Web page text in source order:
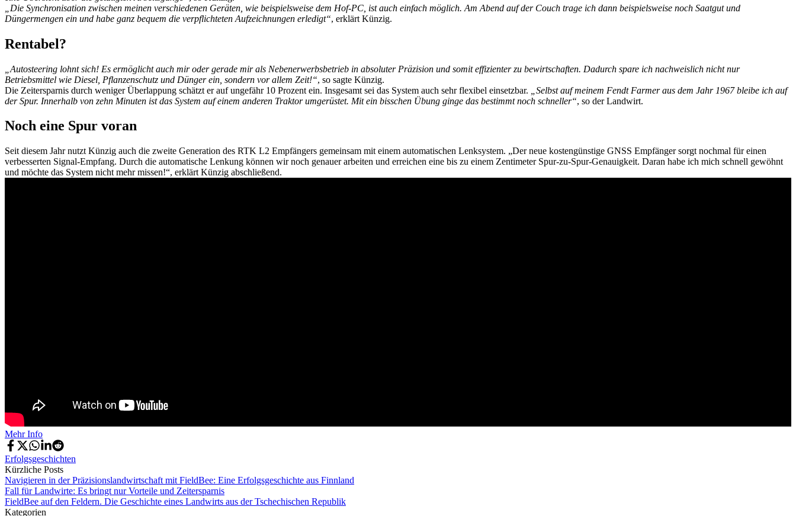
„Die Synchronisation zwischen meinen verschiedenen Geräten, wie beispielsweise dem Hof-PC, ist auch einfach möglich. Am Abend auf der Couch trage ich dann beispielsweise noch Saatgut und
Düngermengen ein und habe ganz bequem die verpflichteten Aufzeichnungen erledigt“, erklärt Künzig.
Rentabel?
„Autosteering lohnt sich! Es ermöglicht auch mir oder gerade mir als Nebenerwerbsbetrieb in absoluter Präzision und somit effizienter zu bewirtschaften. Dadurch spare ich nachweislich nicht nur
Betriebsmittel wie Diesel, Pflanzenschutz und Dünger ein, sondern vor allem Zeit!“, so sagte Künzig.
Die Zeitersparnis durch weniger Überlappung schätzt er auf ungefähr 10 Prozent ein. Insgesamt sei das System auch sehr flexibel einsetzbar.
„Selbst auf meinem Fendt Farmer aus dem Jahr 1967 bleibe ich auf
der Spur. Innerhalb von zehn Minuten ist das System auf einem anderen Traktor umgerüstet. Mit ein bisschen Übung ginge das bestimmt noch schneller“, so der Landwirt.
Noch eine Spur voran
Seit diesem Jahr nutzt Künzig auch die zweite Generation des RTK L2 Empfängers gemeinsam mit einem automatischen Lenksystem. „Der neue kostengünstige GNSS Empfänger sorgt nochmal für einen
verbesserten Signal-Empfang. Durch die automatische Lenkung können wir noch genauer arbeiten und erreichen eine bis zu einem Zentimeter Spur-zu-Spur-Genauigkeit. Daran habe ich mich schnell gewöhnt
und möchte das System nicht mehr missen!“, erklärt Künzig abschließend.
Mehr Info
Erfolgsgeschichten
Kürzliche Posts
Navigieren in der Präzisionslandwirtschaft mit FieldBee: Eine Erfolgsgeschichte aus Finnland
Fall für Landwirte: Es bringt nur Vorteile und Zeitersparnis
FieldBee auf den Feldern. Die Geschichte eines Landwirts aus der Tschechischen Republik
Kategorien